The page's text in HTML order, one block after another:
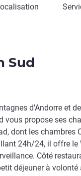
Sud
d'Andorre et
vous propose ses
dont les chambres
24h/24, il offre le
Côté
déjeuner à volonté